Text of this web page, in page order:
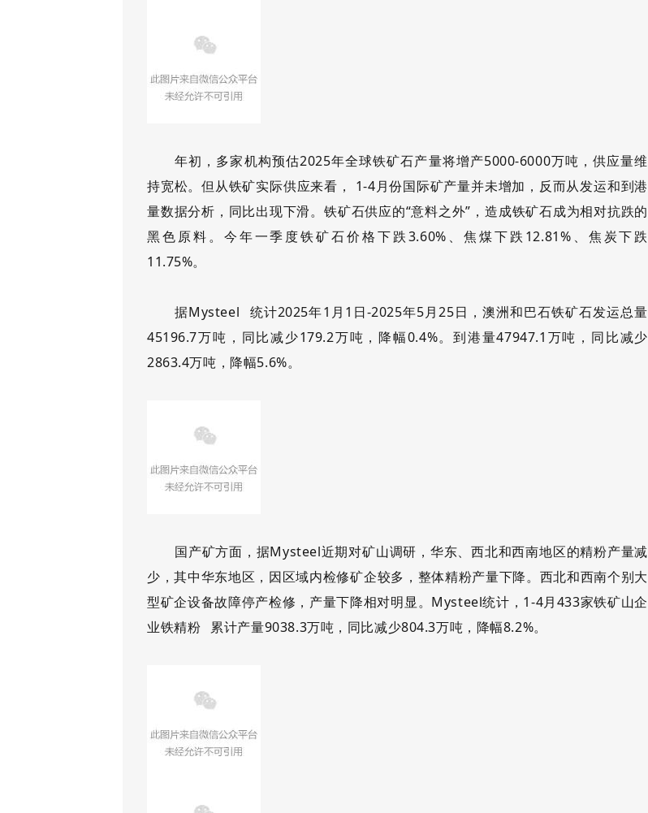
年初，多家机构预估2025年全球铁矿石产量将增产5000-6000万吨，供应量维
持宽松。但从铁矿实际供应来看， 1-4月份国际矿产量并未增加，反而从发运和到港
量数据分析，同比出现下滑。铁矿石供应的“意料之外”，造成铁矿石成为相对抗跌的
黑色原料。今年一季度铁矿石价格下跌3.60%、焦煤下跌12.81%、焦炭下跌
11.75%。
据Mysteel
统计2025年1月1日-2025年5月25日，澳洲和巴石铁矿石发运总量
45196.7万吨，同比减少179.2万吨，降幅0.4%。到港量47947.1万吨，同比减少
2863.4万吨，降幅5.6%。
国产矿方面，据Mysteel近期对矿山调研，华东、西北和西南地区的精粉产量减
少，其中华东地区，因区域内检修矿企较多，整体精粉产量下降。西北和西南个别大
型矿企设备故障停产检修，产量下降相对明显。Mysteel统计，1-4月433家铁矿山企
业铁精粉 累计产量9038.3万吨，同比减少804.3万吨，降幅8.2%。